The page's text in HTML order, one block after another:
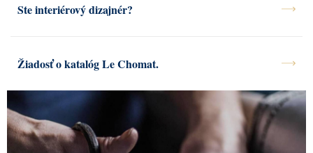
Ste interiérový dizajnér?
Žiadosť o katalóg Le Chomat.